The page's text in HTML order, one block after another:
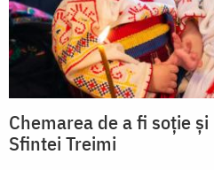
Chemarea de a fi soție
Sfintei Treimi